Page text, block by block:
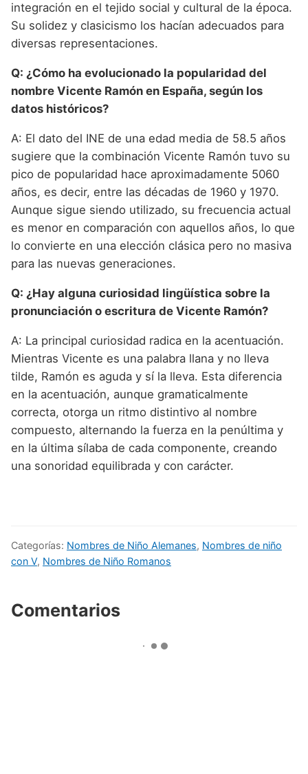
integración en el tejido social y cultural de la época.
Su solidez y clasicismo los hacían adecuados para
diversas representaciones.
Q: ¿Cómo ha evolucionado la popularidad del
nombre Vicente Ramón en España, según los
datos históricos?
A: El dato del INE de una edad media de 58.5 años
sugiere que la combinación Vicente Ramón tuvo su
pico de popularidad hace aproximadamente 5060
años, es decir, entre las décadas de 1960 y 1970.
Aunque sigue siendo utilizado, su frecuencia actual
es menor en comparación con aquellos años, lo que
lo convierte en una elección clásica pero no masiva
para las nuevas generaciones.
Q: ¿Hay alguna curiosidad lingüística sobre la
pronunciación o escritura de Vicente Ramón?
A: La principal curiosidad radica en la acentuación.
Mientras Vicente es una palabra llana y no lleva
tilde, Ramón es aguda y sí la lleva. Esta diferencia
en la acentuación, aunque gramaticalmente
correcta, otorga un ritmo distintivo al nombre
compuesto, alternando la fuerza en la penúltima y
en la última sílaba de cada componente, creando
una sonoridad equilibrada y con carácter.
Categorías: Nombres de Niño Alemanes, Nombres de niño
con V, Nombres de Niño Romanos
Comentarios